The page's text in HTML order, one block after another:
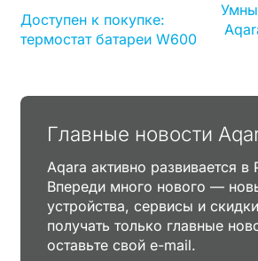
Доступен к покупке:
термостат батареи W600
Главные новости
Aqara активно развивается в
Впереди много нового —
устройства, сервисы и
получать только главные
оставьте свой e-mail.